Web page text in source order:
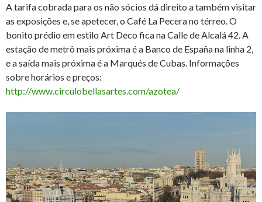
A tarifa cobrada para os não sócios dá direito a também visitar
as exposições e, se apetecer, o Café La Pecera no térreo. O
bonito prédio em estilo Art Deco fica na Calle de Alcalá 42. A
estação de metrô mais próxima é a Banco de España na linha 2,
e a saída mais próxima é a Marqués de Cubas. Informações
sobre horários e preços:
http://www.circulobellasartes.com/azotea/